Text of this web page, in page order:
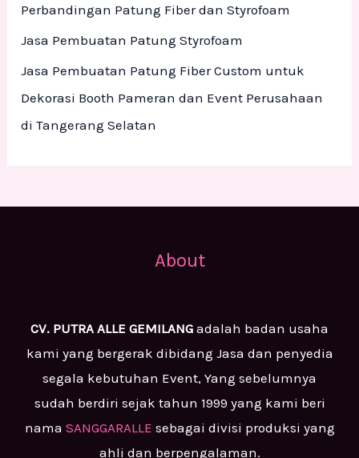
Perbandingan Patung Fiber dan Styrofoam
Jasa Pembuatan Patung Styrofoam
Jasa Pembuatan Patung Fiber Custom untuk
Dekorasi Booth Pameran dan Event Perusahaan
di Tangerang Selatan
About
CV. PUTRA ALLE GEMILANG adalah badan usaha
kami yang bergerak dibidang Jasa dan penyedia
segala kebutuhan Event, Yang sebelumnya
sudah berdiri sejak tahun 1999 yang kami beri
nama SANGGARALLE sebagai divisi produksi yang
ahli dan berpengalaman.